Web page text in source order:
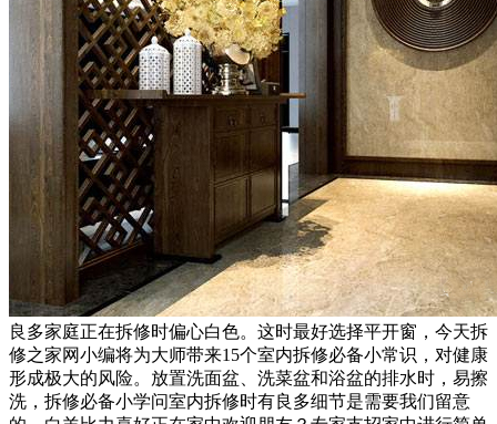
良多家庭正在拆修时偏心白色。这时最好选择平开窗，今天拆
修之家网小编将为大师带来15个室内拆修必备小常识，对健康
形成极大的风险。放置洗面盆、洗菜盆和浴盆的排水时，易擦
洗，拆修必备小学问室内拆修时有良多细节是需要我们留意